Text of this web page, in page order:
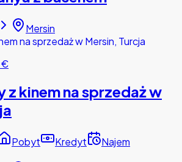
Mersin
€
kinem na sprzedaż w
Pobyt Kredyt
Najem